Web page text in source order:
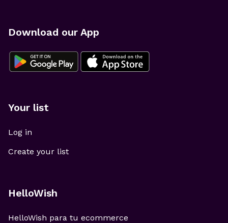
Download our App
Your list
Log in
Create your list
HelloWish
HelloWish para tu ecommerce